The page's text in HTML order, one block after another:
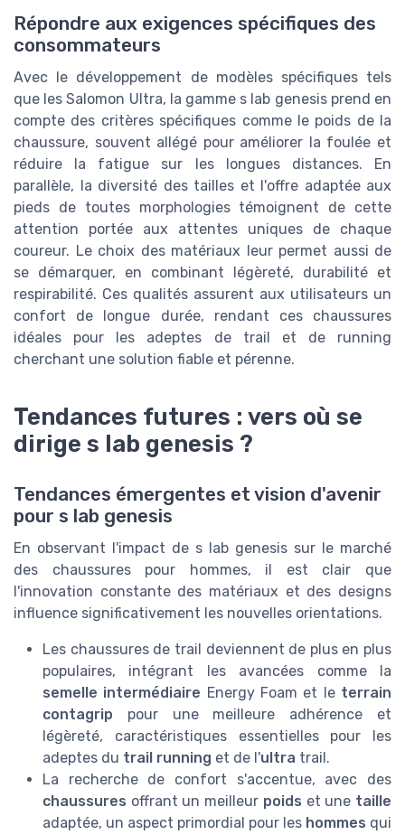
Répondre aux exigences spécifiques des
consommateurs
Avec le développement de modèles spécifiques tels
que les Salomon Ultra, la gamme s lab genesis prend en
compte des critères spécifiques comme le poids de la
chaussure, souvent allégé pour améliorer la foulée et
réduire la fatigue sur les longues distances. En
parallèle, la diversité des tailles et l'offre adaptée aux
pieds de toutes morphologies témoignent de cette
attention portée aux attentes uniques de chaque
coureur. Le choix des matériaux leur permet aussi de
se démarquer, en combinant légèreté, durabilité et
respirabilité. Ces qualités assurent aux utilisateurs un
confort de longue durée, rendant ces chaussures
idéales pour les adeptes de trail et de running
cherchant une solution fiable et pérenne.
Tendances futures : vers où se
dirige s lab genesis ?
Tendances émergentes et vision d'avenir
pour s lab genesis
En observant l'impact de s lab genesis sur le marché
des chaussures pour hommes, il est clair que
l'innovation constante des matériaux et des designs
influence significativement les nouvelles orientations.
Les chaussures de trail deviennent de plus en plus
populaires, intégrant les avancées comme la
semelle intermédiaire Energy Foam et le terrain
contagrip pour une meilleure adhérence et
légèreté, caractéristiques essentielles pour les
adeptes du trail running et de l'ultra trail.
La recherche de confort s'accentue, avec des
chaussures offrant un meilleur poids et une taille
adaptée, un aspect primordial pour les hommes qui